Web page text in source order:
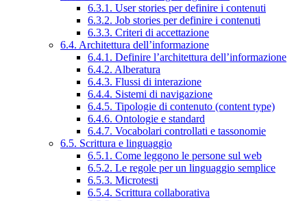
6.3.1. User stories per definire i contenuti
6.3.2. Job stories per definire i contenuti
6.3.3. Criteri di accettazione
6.4. Architettura dell’informazione
6.4.1. Definire l’architettura dell’informazione
6.4.2. Alberatura
6.4.3. Flussi di interazione
6.4.4. Sistemi di navigazione
6.4.5. Tipologie di contenuto (content type)
6.4.6. Ontologie e standard
6.4.7. Vocabolari controllati e tassonomie
6.5. Scrittura e linguaggio
6.5.1. Come leggono le persone sul web
6.5.2. Le regole per un linguaggio semplice
6.5.3. Microtesti
6.5.4. Scrittura collaborativa